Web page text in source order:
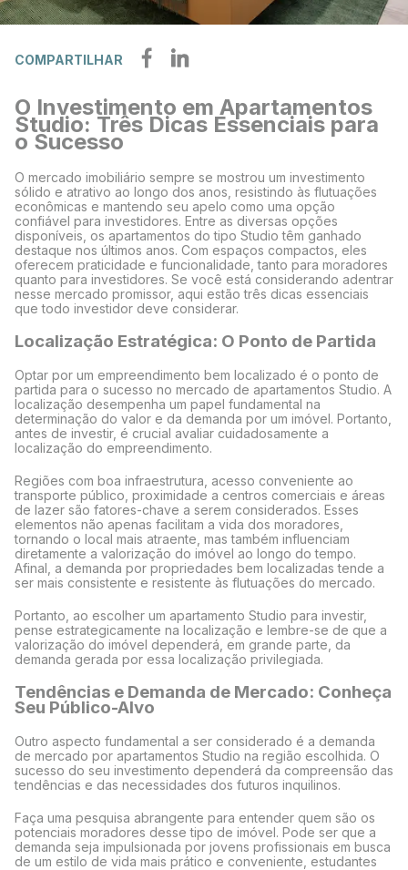
COMPARTILHAR
O Investimento em Apartamentos
Studio: Três Dicas Essenciais para
o Sucesso
O mercado imobiliário sempre se mostrou um investimento
sólido e atrativo ao longo dos anos, resistindo às flutuações
econômicas e mantendo seu apelo como uma opção
confiável para investidores. Entre as diversas opções
disponíveis, os apartamentos do tipo Studio têm ganhado
destaque nos últimos anos. Com espaços compactos, eles
oferecem praticidade e funcionalidade, tanto para moradores
quanto para investidores. Se você está considerando adentrar
nesse mercado promissor, aqui estão três dicas essenciais
que todo investidor deve considerar.
Localização Estratégica: O Ponto de Partida
Optar por um empreendimento bem localizado é o ponto de
partida para o sucesso no mercado de apartamentos Studio. A
localização desempenha um papel fundamental na
determinação do valor e da demanda por um imóvel. Portanto,
antes de investir, é crucial avaliar cuidadosamente a
localização do empreendimento.
Regiões com boa infraestrutura, acesso conveniente ao
transporte público, proximidade a centros comerciais e áreas
de lazer são fatores-chave a serem considerados. Esses
elementos não apenas facilitam a vida dos moradores,
tornando o local mais atraente, mas também influenciam
diretamente a valorização do imóvel ao longo do tempo.
Afinal, a demanda por propriedades bem localizadas tende a
ser mais consistente e resistente às flutuações do mercado.
Portanto, ao escolher um apartamento Studio para investir,
pense estrategicamente na localização e lembre-se de que a
valorização do imóvel dependerá, em grande parte, da
demanda gerada por essa localização privilegiada.
Tendências e Demanda de Mercado: Conheça
Seu Público-Alvo
Outro aspecto fundamental a ser considerado é a demanda
de mercado por apartamentos Studio na região escolhida. O
sucesso do seu investimento dependerá da compreensão das
tendências e das necessidades dos futuros inquilinos.
Faça uma pesquisa abrangente para entender quem são os
potenciais moradores desse tipo de imóvel. Pode ser que a
demanda seja impulsionada por jovens profissionais em busca
de um estilo de vida mais prático e conveniente, estudantes